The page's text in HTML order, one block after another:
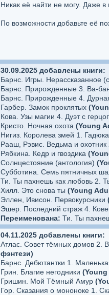
Никак её найти не могу. Даже в
По возможности добавьте её
30.09.2025 добавлены книги:
Барнс. Игры. Нерассказанное
Барнс. Прирожденные 3. Ва-
Барнс. Прирожденные 4.
Гарбер. Замок проклятых
Кова. Узы магии 4. Дуэт с
Кристо. Ночная охота (Young
Нигиз. Королева змей 1. Гадюка
Рааш, Рэвис. Ведьма и
Рябкина. Кедр и гвоздика
Солнцестояние (антология)
Субботина. Семь пятничных
Ти. Ты пахнешь как любовь 2.
Хилл. Это снова ты (Young
Эллен, Ивисон. Первокурсники
Эшер. Последний страж 4.
Переименована: Ти. Ты
04.11.2025 добавлены книги:
Атлас. Совет тёмных домов 2.
фэнтези)
Барнс. Дебютантки 1.
Грин. Благие негодники
Гришин. Мой Тёмный Амур
Гор. Сказания о мононоке 1.